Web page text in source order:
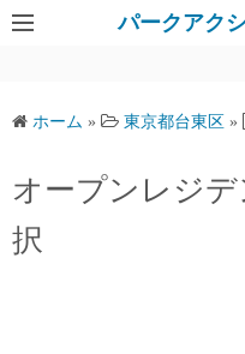
パークアク
ホーム » 東京都台東区 »
オープンレジ
択